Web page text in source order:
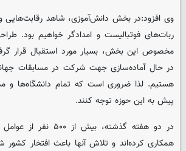
وی افزود:در بخش دانش‌آموزی، شاهد رقابت‌هایی
ربات‌های فوتبالیست و امدادگر خواهیم بود.
مخصوص این بخش، بسیار مورد استقبال قرار
در حال آماده‌سازی جهت شرکت در مسابقات
هستیم. لذا ضروری است که تمام دانشگاه‌ها و
پیش به این حوزه توجه کنند.
در دو هفته گذشته، بیش
همکاری کرده‌اند و تلاش آنها باعث افتخار